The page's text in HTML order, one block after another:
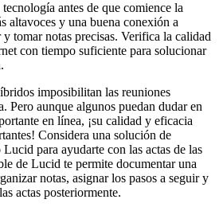
antes de que comience la
altavoces y una buena conexión a
tomar notas precisas. Verifica la calidad
con tiempo suficiente para solucionar
imposibilitan las reuniones
Pero aunque algunos puedan dudar en
en línea, ¡su calidad y eficacia
Considera una solución de
para ayudarte con las actas de las
de Lucid te permite documentar una
notas, asignar los pasos a seguir y
actas posteriormente.